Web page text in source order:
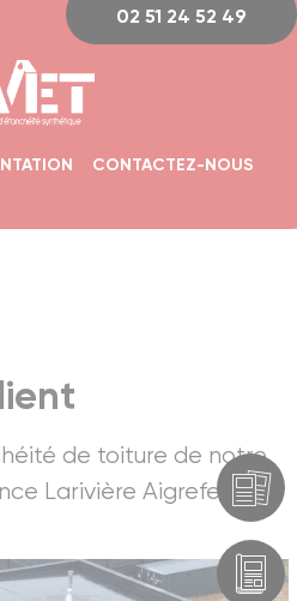
CONTACTEZ-NOUS
02 51 24 52 49
de toiture de notre
Larivière Aigrefeuille).